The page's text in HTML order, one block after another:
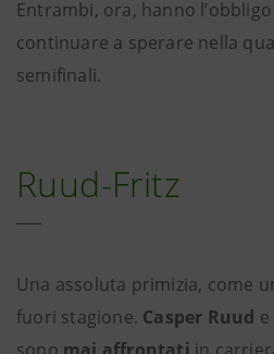
Entrambi, ora, hanno
continuare a sperare nella
semifinali.
Ruud-Fritz
Una assoluta primizia, come
fuori stagione. Casper Ruud e